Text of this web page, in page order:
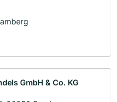
GmbH & Co. KG